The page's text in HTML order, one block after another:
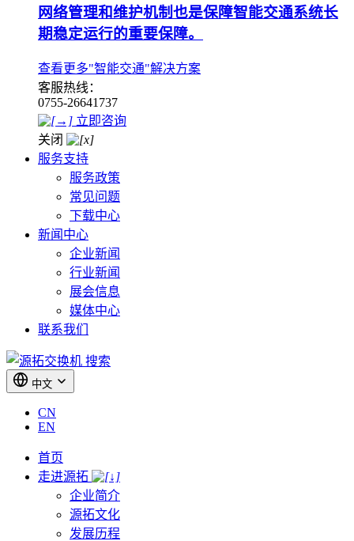
网络管理和维护机制也是保障智能交通系统长
期稳定运行的重要保障。
查看更多"智能交通"解决方案
客服热线：
0755-26641737
立即咨询
关闭
服务支持
服务政策
常见问题
下载中心
新闻中心
企业新闻
行业新闻
展会信息
媒体中心
联系我们
搜索
中文
CN
EN
首页
走进源拓
企业简介
源拓文化
发展历程